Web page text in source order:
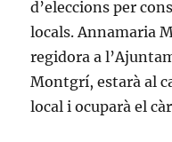
d’eleccions per
locals. Annamaria
regidora a
Montgrí, estarà al
local i ocuparà el